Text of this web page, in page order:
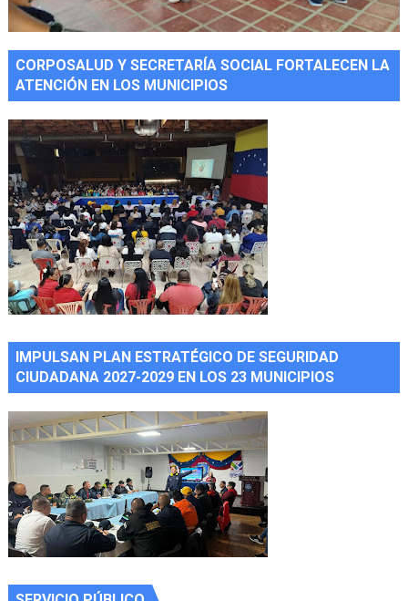
CORPOSALUD Y SECRETARÍA SOCIAL FORTALECEN LA
ATENCIÓN EN LOS MUNICIPIOS
IMPULSAN PLAN ESTRATÉGICO DE SEGURIDAD
CIUDADANA 2027-2029 EN LOS 23 MUNICIPIOS